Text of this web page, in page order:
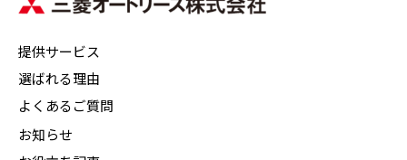
提供サービス
選ばれる理由
よくあるご質問
お知らせ